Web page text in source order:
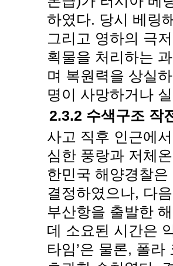
하였다. 당시 베링
그리고 영하의 극
획물을 처리하는
며 복원력을 상실
명이 사망하거나
2.3.2 수색구조 작
사고 직후 인근에
심한 풍랑과 저체
한민국 해양경찰
결정하였으나, 다
부산항을 출발한
데 소요된 시간은
타임’은 물론, 폴라